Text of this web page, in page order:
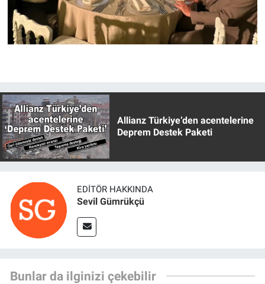
Allianz Türkiye’den acentelerine
Deprem Destek Paketi
EDITÖR HAKKINDA
Sevil Gümrükçü
Bunlar da ilginizi çekebilir